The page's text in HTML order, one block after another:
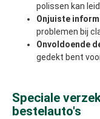
polissen kan
Onjuiste
problemen bij
Onvoldoende
gedekt bent
Speciale
bestelauto's